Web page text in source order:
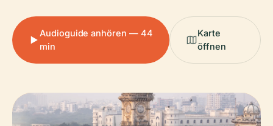
Audioguide anhören — 44
min
Karte
öffnen